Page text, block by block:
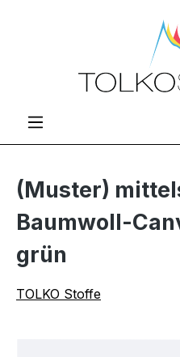
Zum Hauptinhalt springen
(Muster)
Baumwoll-
grün
TOLKO Stoffe